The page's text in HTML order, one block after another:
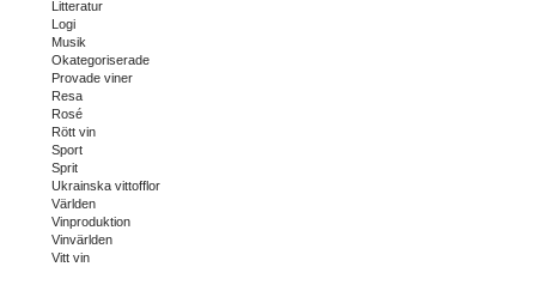
Litteratur
Logi
Musik
Okategoriserade
Provade viner
Resa
Rosé
Rött vin
Sport
Sprit
Ukrainska vittofflor
Världen
Vinproduktion
Vinvärlden
Vitt vin